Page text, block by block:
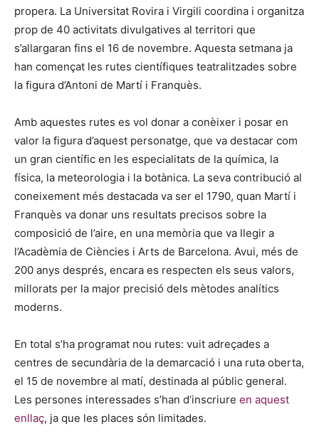
propera. La Universitat Rovira i Virgili coordina i organitza
prop de 40 activitats divulgatives al territori que
s’allargaran fins el 16 de novembre. Aquesta setmana ja
han començat les rutes científiques teatralitzades sobre
la figura d’Antoni de Martí i Franquès.
Amb aquestes rutes es vol donar a conèixer i posar en
valor la figura d’aquest personatge, que va destacar com
un gran científic en les especialitats de la química, la
física, la meteorologia i la botànica. La seva contribució al
coneixement més destacada va ser el 1790, quan Martí i
Franquès va donar uns resultats precisos sobre la
composició de l’aire, en una memòria que va llegir a
l’Acadèmia de Ciències i Arts de Barcelona. Avui, més de
200 anys després, encara es respecten els seus valors,
millorats per la major precisió dels mètodes analítics
moderns.
En total s’ha programat nou rutes: vuit adreçades a
centres de secundària de la demarcació i una ruta oberta,
el 15 de novembre al matí, destinada al públic general.
Les persones interessades s’han d’inscriure en aquest
enllaç, ja que les places són limitades.